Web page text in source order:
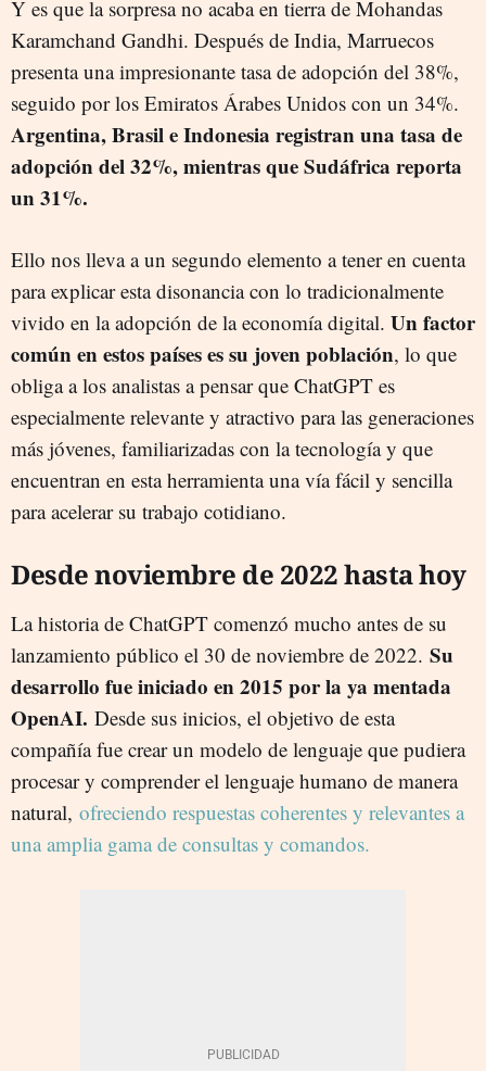
Y es que la sorpresa no acaba en tierra de Mohandas
Karamchand Gandhi. Después de India, Marruecos
presenta una impresionante tasa de adopción del 38%,
seguido por los Emiratos Árabes Unidos con un 34%.
Argentina, Brasil e Indonesia registran una tasa de
adopción del 32%, mientras que Sudáfrica reporta
un 31%.
Ello nos lleva a un segundo elemento a tener en cuenta
para explicar esta disonancia con lo tradicionalmente
vivido en la adopción de la economía digital. Un factor
común en estos países es su joven población, lo que
obliga a los analistas a pensar que ChatGPT es
especialmente relevante y atractivo para las generaciones
más jóvenes, familiarizadas con la tecnología y que
encuentran en esta herramienta una vía fácil y sencilla
para acelerar su trabajo cotidiano.
Desde noviembre de 2022 hasta hoy
La historia de ChatGPT comenzó mucho antes de su
lanzamiento público el 30 de noviembre de 2022. Su
desarrollo fue iniciado en 2015 por la ya mentada
OpenAI. Desde sus inicios, el objetivo de esta
compañía fue crear un modelo de lenguaje que pudiera
procesar y comprender el lenguaje humano de manera
natural, ofreciendo respuestas coherentes y relevantes a
una amplia gama de consultas y comandos.